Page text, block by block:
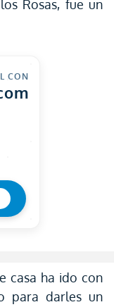
Rosas, fue un
CON
casa ha ido con
para darles un